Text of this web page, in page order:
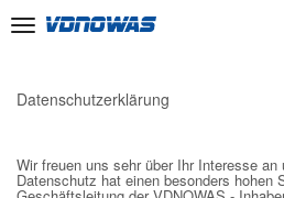
Toggle
Datenschutzerklärung
Wir freuen uns sehr über Ihr Interesse an
Datenschutz hat einen besonders hohen